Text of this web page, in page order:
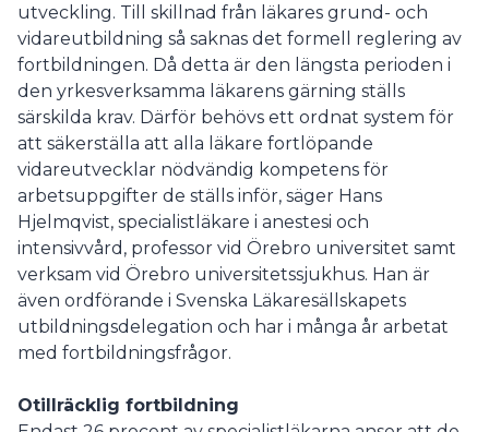
utveckling. Till skillnad från läkares grund- och
vidareutbildning så saknas det formell reglering av
fortbildningen. Då detta är den längsta perioden i
den yrkesverksamma läkarens gärning ställs
särskilda krav. Därför behövs ett ordnat system för
att säkerställa att alla läkare fortlöpande
vidareutvecklar nödvändig kompetens för
arbetsuppgifter de ställs inför, säger Hans
Hjelmqvist, specialistläkare i anestesi och
intensivvård, professor vid Örebro universitet samt
verksam vid Örebro universitetssjukhus. Han är
även ordförande i Svenska Läkaresällskapets
utbildningsdelegation och har i många år arbetat
med fortbildningsfrågor.
Otillräcklig fortbildning